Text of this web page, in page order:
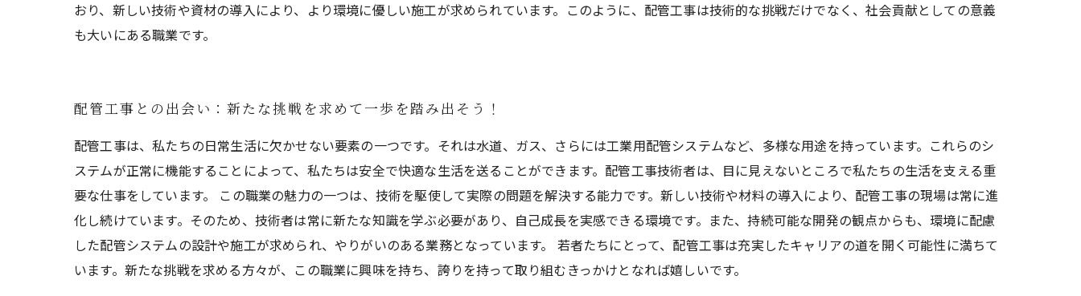
おり、新しい技術や資材の導入により、より環境に優しい施工が求められています。このように、配管工事は技術的な挑戦だけでなく、社会貢献としての意義
も大いにある職業です。
配管工事との出会い：新たな挑戦を求めて一歩を踏み出そう！
配管工事は、私たちの日常生活に欠かせない要素の一つです。それは水道、ガス、さらには工業用配管システムなど、多様な用途を持っています。これらのシ
ステムが正常に機能することによって、私たちは安全で快適な生活を送ることができます。配管工事技術者は、目に見えないところで私たちの生活を支える重
要な仕事をしています。 この職業の魅力の一つは、技術を駆使して実際の問題を解決する能力です。新しい技術や材料の導入により、配管工事の現場は常に進
化し続けています。そのため、技術者は常に新たな知識を学ぶ必要があり、自己成長を実感できる環境です。また、持続可能な開発の観点からも、環境に配慮
した配管システムの設計や施工が求められ、やりがいのある業務となっています。 若者たちにとって、配管工事は充実したキャリアの道を開く可能性に満ちて
います。新たな挑戦を求める方々が、この職業に興味を持ち、誇りを持って取り組むきっかけとなれば嬉しいです。